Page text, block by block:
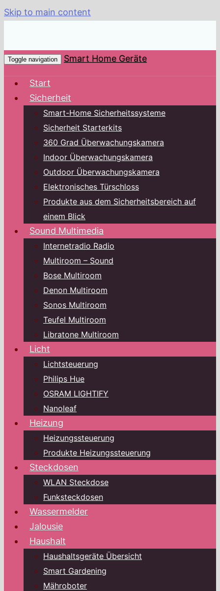
Skip to main content
Toggle navigation Smart Home Geräte
Start
Sicherheit
Smart-Home Sicherheitssysteme
Sicherheit Starterkits
360 Grad Überwachungskamera
Indoor Überwachungskamera
Outdoor Überwachungskamera
Elektronisches Türschloss
Produkte aus dem Sicherheitsbereich auf
einem Blick
Sound Multimedia
Internetradio Radio
Multiroom – Sound
Bose Multiroom
Denon Multiroom
Sonos Multiroom
Teufel Multiroom
Libratone Multiroom
Licht
Lichtsteuerung
Philips Hue
OSRAM LIGHTIFY
Nanoleaf
Heizung
Heizungssteuerung
Produkte Heizungssteuerung
Steckdosen
WLAN Steckdose
Funksteckdosen
Wassermelder
Jalousie
Haushalt
Haushaltsgeräte Übersicht
Smart Gardening
Mähroboter